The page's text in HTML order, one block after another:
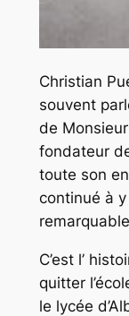
Christian
souvent
de
fondateur
toute son
continué à
C’est l’
quitter
le lycée